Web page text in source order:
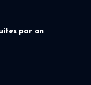
par an